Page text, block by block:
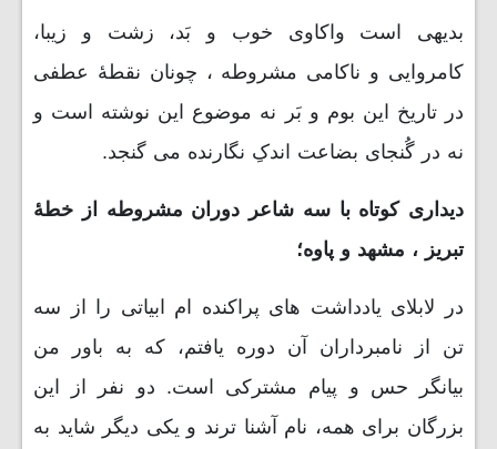
بدیهی است واکاوی خوب و بَد، زشت و زیبا،
کامروایی و ناکامی مشروطه ، چونان نقطۀ عطفی
در تاریخ این بوم و بَر نه موضوع این نوشته است و
نه در گُنجای بضاعت اندکِ نگارنده می گنجد.
دیداری کوتاه با سه شاعر دوران مشروطه از خطۀ
تبریز ، مشهد و پاوه؛
در لابلای یادداشت های پراکنده ام ابیاتی را از سه
تن از نامبرداران آن دوره یافتم، که به باور من
بیانگر حس و پیام مشترکی است. دو نفر از این
بزرگان برای همه، نام آشنا ترند و یکی دیگر شاید به